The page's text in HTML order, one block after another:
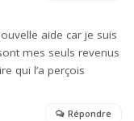
aide car je suis
mes seuls revenus
qui l’a perçois
Répondre